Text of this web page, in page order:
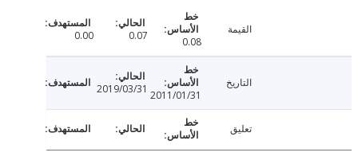
0.07
0.00
2011/01/31
2019/03/31